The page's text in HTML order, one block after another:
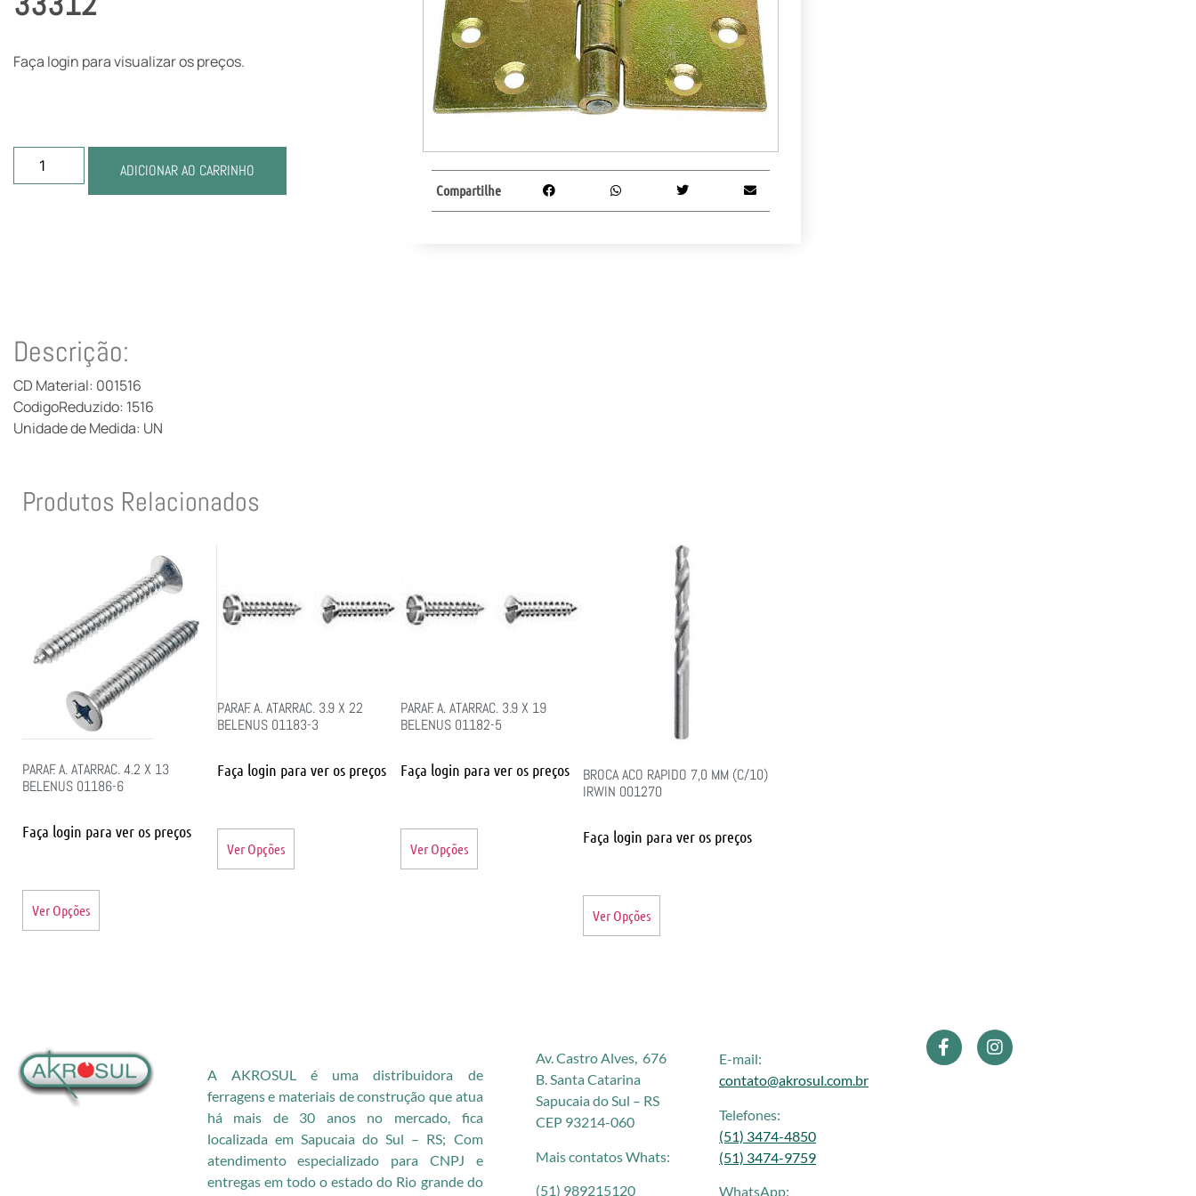
Faça login para visualizar os preços.
ADICIONAR AO CARRINHO
Compartilhe
Descrição:
CD Material: 001516
CodigoReduzido: 1516
Unidade de Medida: UN
Produtos Relacionados
PARAF. A. ATARRAC. 4.2 X 13
BELENUS 01186-6
Faça login para ver os preços
Ver Opções
PARAF. A. ATARRAC. 3.9 X 22
BELENUS 01183-3
Faça login para ver os preços
Ver Opções
PARAF. A. ATARRAC. 3.9 X 19
BELENUS 01182-5
Faça login para ver os preços
Ver Opções
BROCA ACO RAPIDO 7,0 MM (C/10)
IRWIN 001270
Faça login para ver os preços
Ver Opções
A AKROSUL é uma distribuidora de
ferragens e materiais de construção que atua
há mais de 30 anos no mercado, fica
localizada em Sapucaia do Sul – RS; Com
atendimento especializado para CNPJ e
entregas em todo o estado do Rio grande do
Av. Castro Alves, 676
B. Santa Catarina
Sapucaia do Sul – RS
CEP 93214-060
Mais contatos Whats:
(51) 989215120
E-mail:
contato@akrosul.com.br
Telefones:
(51) 3474-4850
(51) 3474-9759
WhatsApp: